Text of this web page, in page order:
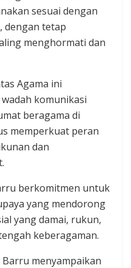
sesuai dengan
dengan tetap
menghormati dan
Agama ini
komunikasi
beragama di
memperkuat peran
dan
berkomitmen untuk
yang mendorong
yang damai, rukun,
keberagaman.
menyampaikan